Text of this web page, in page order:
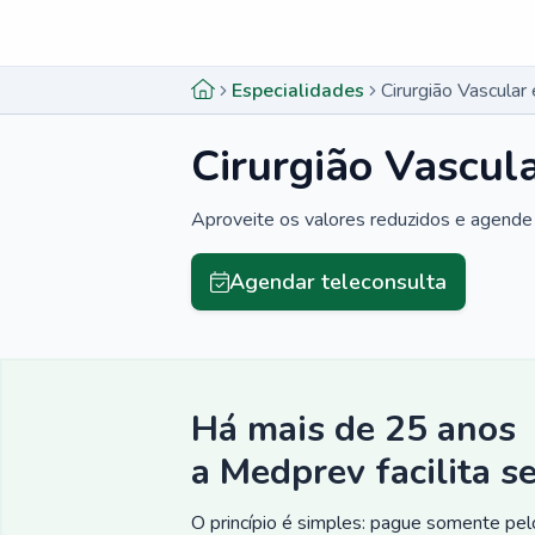
Especialidades Cirurgião
Cirurgião
Aproveite os valores reduzidos e
Agendar teleconsulta
Há mais de 25 anos
a Medprev facilita
O princípio é simples: pague somente